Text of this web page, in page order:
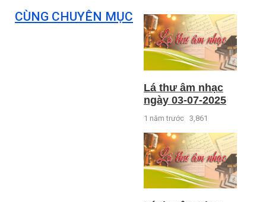
CÙNG CHUYÊN MỤC
Lá thư âm nhạc
ngày 03-07-2025
1 năm trước 3,861